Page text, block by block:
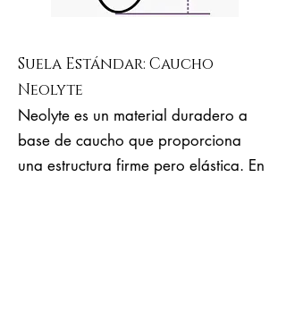
Suela Estándar: Caucho
Neolyte
Neolyte es un material duradero a
base de caucho que proporciona
una estructura firme pero elástica. En